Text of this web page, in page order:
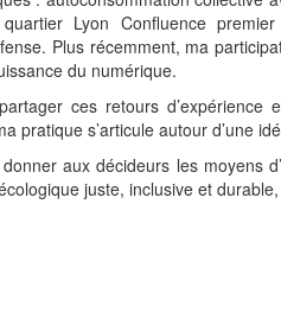
Lyon Confluence
Plus récemment, ma
du numérique.
ces retours
pratique s’articule autour d’une
aux décideurs les moyens
juste, inclusive et